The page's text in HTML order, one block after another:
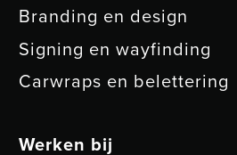
Branding en design
Signing en wayfinding
Carwraps en belettering
Werken bij